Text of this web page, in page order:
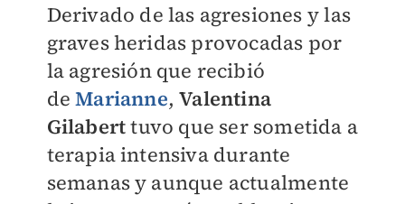
Derivado de las agresiones ylas
graves heridas provocadas por
la agresión que recibió
deMarianne,Valentina
Gilaberttuvo que ser sometida a
terapia intensiva durante
semanas y aunque actualmente